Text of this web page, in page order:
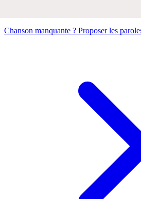
Chanson manquante ? Proposer les